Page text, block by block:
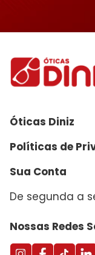
Óticas Diniz
Políticas de
Sua Conta
De segunda a
Nossas Redes